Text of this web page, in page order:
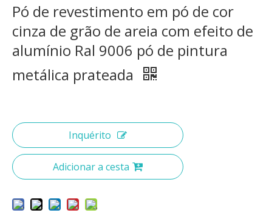
Pó de revestimento em pó de cor
cinza de grão de areia com efeito de
alumínio Ral 9006 pó de pintura
metálica prateada
Inquérito
Adicionar a cesta